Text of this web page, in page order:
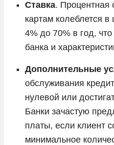
Ставка. Процентная
картам колеблется
4% до 70% в год, что
банка и
Дополнительные
обслуживания
нулевой или
Банки зачастую
платы, если клиент
минимальное